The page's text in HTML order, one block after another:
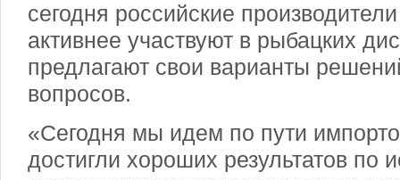
сегодня российские
активнее участвуют в рыбацких
предлагают свои варианты
вопросов.
«Сегодня мы идем по пути
достигли хороших результатов по